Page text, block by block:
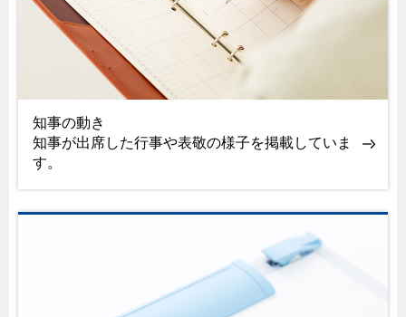
知事の動き
知事が出席した行事や表敬の様子を掲載していま
す。